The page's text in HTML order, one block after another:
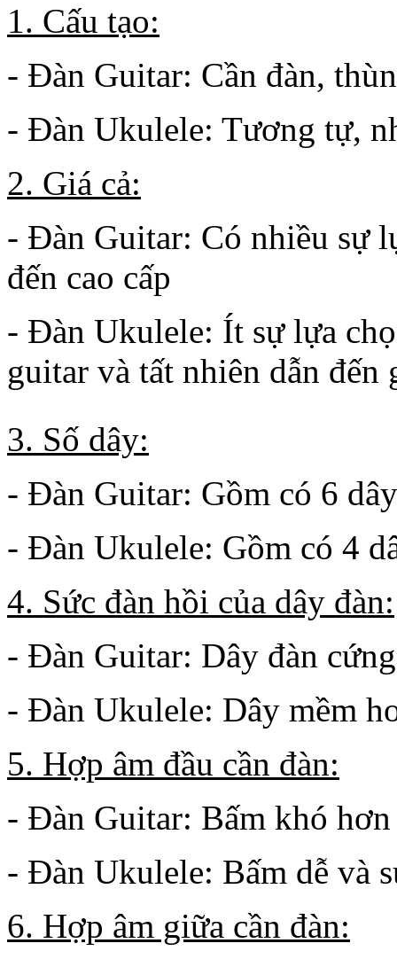
1. Cấu tạo:
- Đàn Guitar: Cần đàn,
- Đàn Ukulele: Tương tự,
2. Giá cả:
- Đàn Guitar: Có nhiều sự
đến cao cấp
- Đàn Ukulele: Ít sự lựa
guitar và tất nhiên dẫn đến
3. Số dây:
- Đàn Guitar: Gồm có 6
- Đàn Ukulele: Gồm có 4
4. Sức đàn hồi của dây đàn:
- Đàn Guitar: Dây đàn
- Đàn Ukulele: Dây mềm
5. Hợp âm đầu cần đàn:
- Đàn Guitar: Bấm khó hơn
- Đàn Ukulele: Bấm dễ và
6. Hợp âm giữa cần đàn: